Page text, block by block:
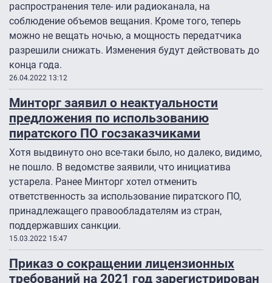
распространения теле- или радиоканала, на
соблюдение объемов вещания. Кроме того, теперь
можно не вещать ночью, а мощность передатчика
разрешили снижать. Изменения будут действовать до
конца года.
26.04.2022 13:12
Минторг заявил о неактуальности
предложения по использованию
пиратского ПО госзаказчиками
Хотя выдвинуто оно все-таки было, но далеко, видимо,
не пошло. В ведомстве заявили, что инициатива
устарела. Ранее Минторг хотел отменить
ответственность за использование пиратского ПО,
принадлежащего правообладателям из стран,
поддержавших санкции.
15.03.2022 15:47
Приказ о сокращении лицензионных
требований на 2021 год зарегистрирован